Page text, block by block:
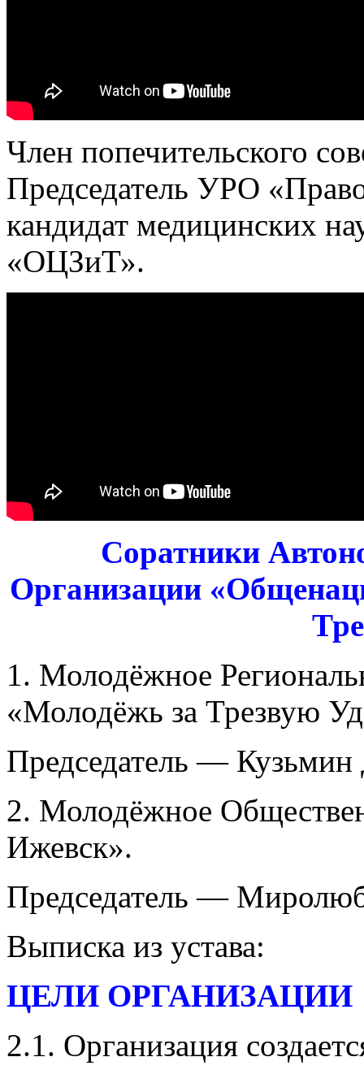
Член попечительского
Председатель УРО
кандидат медицинских
«ОЦЗиТ».
Соратники
Организации
1. Молодёжное
«Молодёжь за Трезвую
Председатель —
2. Молодёжное
Ижевск».
Председатель —
Выписка из устава:
ЦЕЛИ ОРГАНИЗАЦИИ
2.1. Организация